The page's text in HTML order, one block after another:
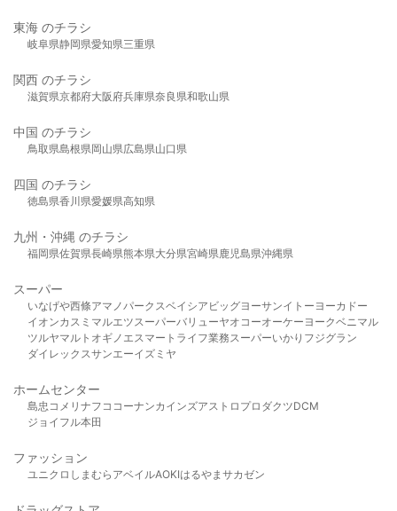
東海 のチラシ
岐阜県静岡県愛知県三重県
関西 のチラシ
滋賀県京都府大阪府兵庫県奈良県和歌山県
中国 のチラシ
鳥取県島根県岡山県広島県山口県
四国 のチラシ
徳島県香川県愛媛県高知県
九州・沖縄 のチラシ
福岡県佐賀県長崎県熊本県大分県宮崎県鹿児島県沖縄県
スーパー
いなげや西條アマノパークスベイシア ビッグヨーサンイトーヨーカドー
イオンカスミ マルエツスーパーバリューヤオコーオーケー ヨークベニマル
ツルヤマルト オギノ エスマート ライフ業務スーパーいかり フジグラン
ダイレックスサンエーイズミヤ
ホームセンター
島忠 コメリ ナフコ コーナンカインズアストロプロダクツDCM
ジョイフル本田
ファッション
ユニクロ しまむら アベイルAOKIはるやま サカゼン